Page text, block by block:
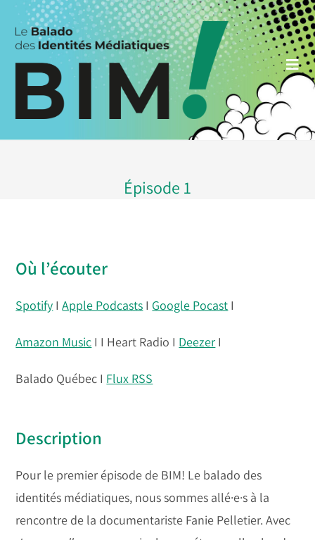
Skip
content
Épisode 1
Où l’écouter
Spotify IApple Podcasts I Google Pocast I
Amazon Music I I Heart Radio I Deezer I
Balado Québec I Flux RSS
Description
Pour le premier épisode de BIM! Le balado des
identités médiatiques, nous sommes allé·e·s à la
rencontre de la documentariste Fanie Pelletier. Avec